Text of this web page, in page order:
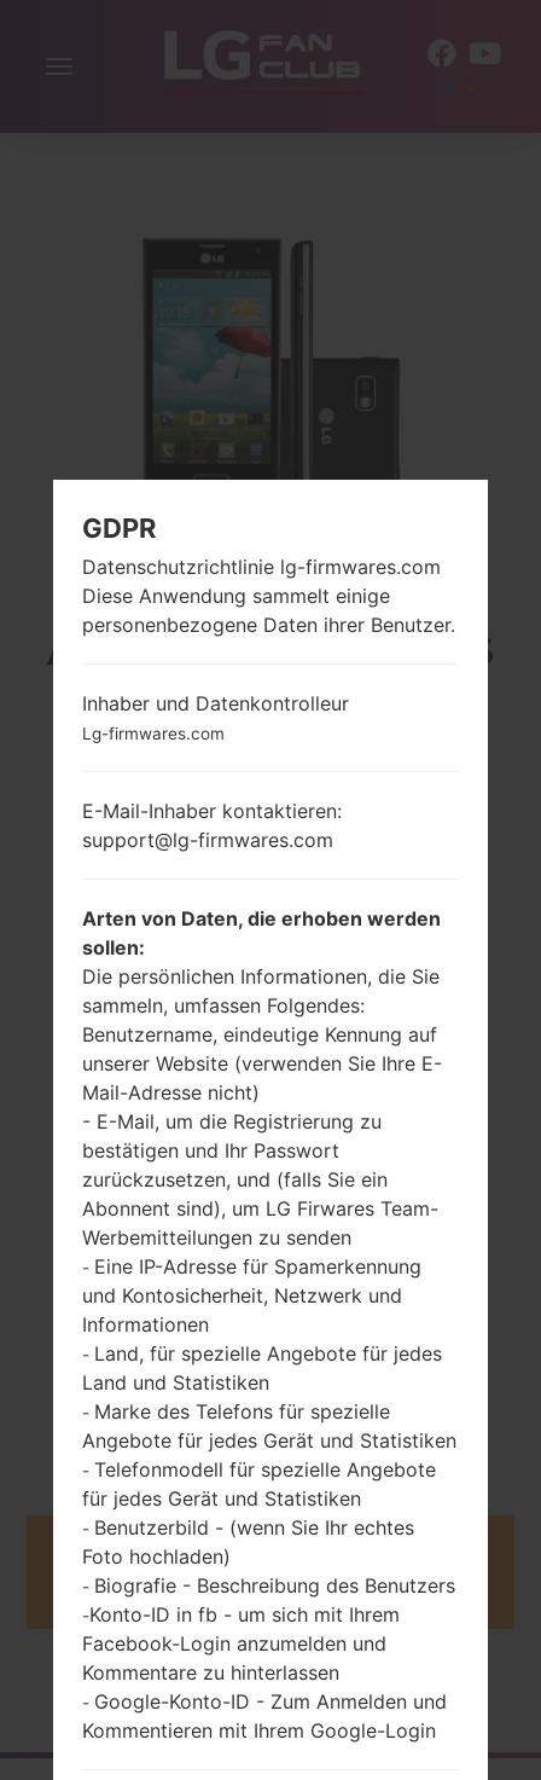
Navigation
LG MS659 (LGMS659)
AUS DER LG OPTIMUS
F3-SERIE
Körper Verhältnis)
480 x 800 Pixel
(~233 Dichte der
Pixel pro Zoll)
113.4 gramm (3.99
unzen)
entfernbar Li-Ion
2460 mAh
MSM8930
1GB
Android 4.1-4.3
Jelly Bean
Buy accessories on Amazon
Startseite → Serie →LG Optimus F3 →LGMS659
GDPR
Datenschutzrichtlinie lg-firmwares.com
Diese Anwendung sammelt einige
personenbezogene Daten ihrer Benutzer.
Inhaber und Datenkontrolleur
Lg-firmwares.com
E-Mail-Inhaber kontaktieren:
support@lg-firmwares.com
Arten von Daten, die erhoben werden
sollen:
Die persönlichen Informationen, die Sie
sammeln, umfassen Folgendes:
Benutzername, eindeutige Kennung auf
unserer Website (verwenden Sie Ihre E-
Mail-Adresse nicht)
- E-Mail, um die Registrierung zu
bestätigen und Ihr Passwort
zurückzusetzen, und (falls Sie ein
Abonnent sind), um LG Firwares Team-
Werbemitteilungen zu senden
- Eine IP-Adresse für Spamerkennung
und Kontosicherheit, Netzwerk und
Informationen
- Land, für spezielle Angebote für jedes
Land und Statistiken
- Marke des Telefons für spezielle
Angebote für jedes Gerät und Statistiken
- Telefonmodell für spezielle Angebote
für jedes Gerät und Statistiken
- Benutzerbild - (wenn Sie Ihr echtes
Foto hochladen)
- Biografie - Beschreibung des Benutzers
-Konto-ID in fb - um sich mit Ihrem
Facebook-Login anzumelden und
Kommentare zu hinterlassen
- Google-Konto-ID - Zum Anmelden und
Kommentieren mit Ihrem Google-Login